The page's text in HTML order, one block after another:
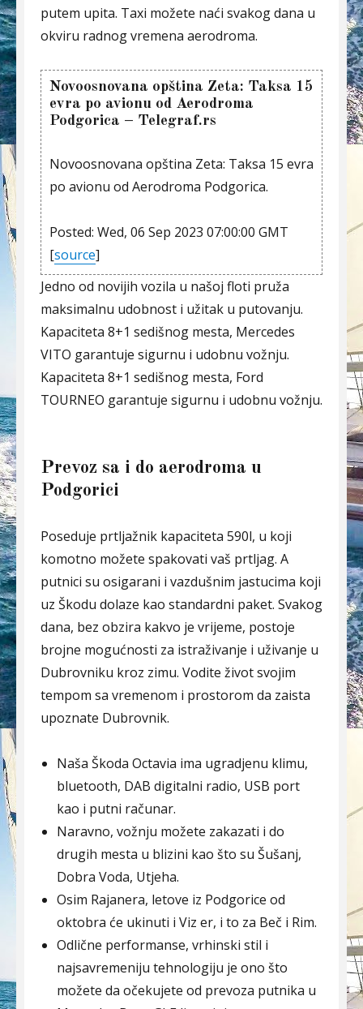
putem upita. Taxi možete naći svakog dana u
okviru radnog vremena aerodroma.
Novoosnovana opština Zeta: Taksa 15
evra po avionu od Aerodroma
Podgorica – Telegraf.rs
Novoosnovana opština Zeta: Taksa 15 evra
po avionu od Aerodroma Podgorica.
Posted: Wed, 06 Sep 2023 07:00:00 GMT
[source]
Jedno od novijih vozila u našoj floti pruža
maksimalnu udobnost i užitak u putovanju.
Kapaciteta 8+1 sedišnog mesta, Mercedes
VITO garantuje sigurnu i udobnu vožnju.
Kapaciteta 8+1 sedišnog mesta, Ford
TOURNEO garantuje sigurnu i udobnu vožnju.
Prevoz sa i do aerodroma u
Podgorici
Poseduje prtljažnik kapaciteta 590l, u koji
komotno možete spakovati vaš prtljag. A
putnici su osigarani i vazdušnim jastucima koji
uz Škodu dolaze kao standardni paket. Svakog
dana, bez obzira kakvo je vrijeme, postoje
brojne mogućnosti za istraživanje i uživanje u
Dubrovniku kroz zimu. Vodite život svojim
tempom sa vremenom i prostorom da zaista
upoznate Dubrovnik.
Naša Škoda Octavia ima ugradjenu klimu,
bluetooth, DAB digitalni radio, USB port
kao i putni računar.
Naravno, vožnju možete zakazati i do
drugih mesta u blizini kao što su Šušanj,
Dobra Voda, Utjeha.
Osim Rajanera, letove iz Podgorice od
oktobra će ukinuti i Viz er, i to za Beč i Rim.
Odlične performanse, vrhinski stil i
najsavremeniju tehnologiju je ono što
možete da očekujete od prevoza putnika u